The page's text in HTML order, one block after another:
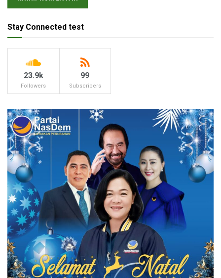
Stay Connected test
23.9k
Followers
99
Subscribers